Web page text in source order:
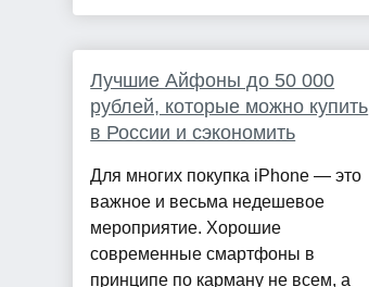
Лучшие Айфоны до 50 000
рублей, которые можно купить
в России и сэкономить
Для многих покупка iPhone — это
важное и весьма недешевое
мероприятие. Хорошие
современные смартфоны в
принципе по карману не всем, а